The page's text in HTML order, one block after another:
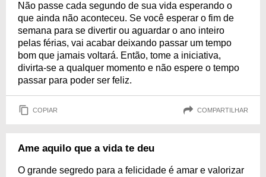
Não passe cada segundo de sua vida esperando o
que ainda não aconteceu. Se você esperar o fim de
semana para se divertir ou aguardar o ano inteiro
pelas férias, vai acabar deixando passar um tempo
bom que jamais voltará. Então, tome a iniciativa,
divirta-se a qualquer momento e não espere o tempo
passar para poder ser feliz.
COPIAR COMPARTILHAR
Ame aquilo que a vida te deu
O grande segredo para a felicidade é amar e valorizar